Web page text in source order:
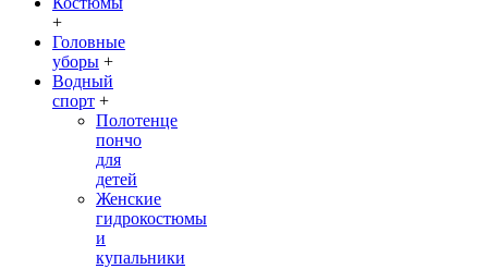
+
Головные
уборы +
Водный
спорт +
Полотенце
пончо
для
детей
Женские
гидрокостюмы
и
купальники